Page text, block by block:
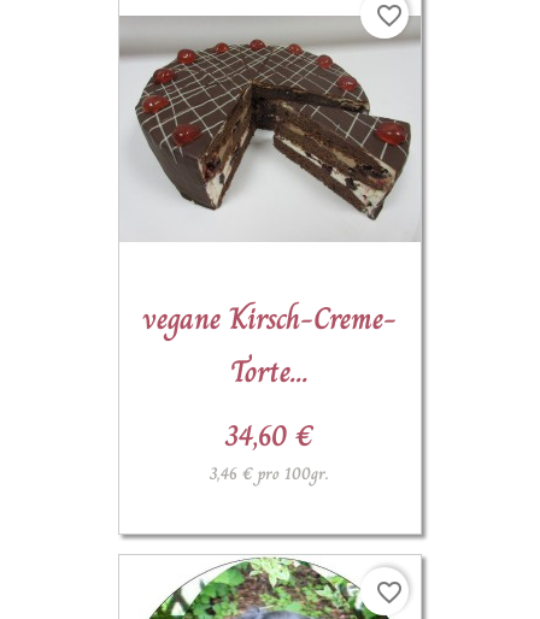
vegane Kirsch-Creme-
Torte...
34,60 €
3,46 € pro 100gr.
favorite_border
favorite_border